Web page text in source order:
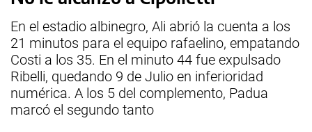
En el estadio albinegro, Ali abrió la cuenta a los
21 minutos para el equipo rafaelino, empatando
Costi a los 35. En el minuto 44 fue expulsado
Ribelli, quedando 9 de Julio en inferioridad
numérica. A los 5 del complemento, Padua
marcó el segundo tanto